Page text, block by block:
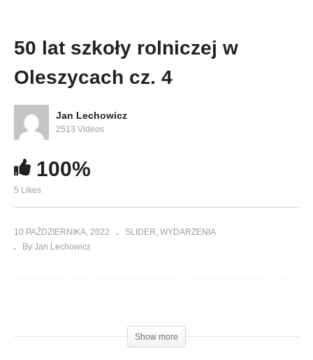
50 lat szkoły rolniczej w
Oleszycach cz. 4
Jan Lechowicz
2513 Videos
100%
5 Likes
10 PAŹDZIERNIKA, 2022 SLIDER WYDARZENIA
By Jan Lechowicz
Show more